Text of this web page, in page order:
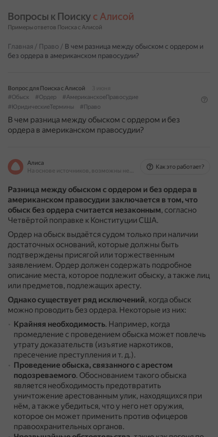
Вопросы к Поиску с Алисой
Примеры ответов Поиска с Алисой
Главная / Право / В чем разница между обыском с ордером и
без ордера в американском правосудии?
Вопрос для Поиска с Алисой
3 июня
#Обыск
#Ордер
#АмериканскоеПравосудие
#ЮридическиеТермины
#Право
В чем разница между обыском с ордером и без
ордера в американском правосудии?
Алиса
На основе источников, возможны неточности
Как это работает?
Разница между обыском с ордером и без ордера в
американском правосудии заключается в том, что
обыск без ордера считается незаконным, согласно
Четвёртой поправке к Конституции США.
Ордер на обыск выдаётся судом только при наличии
достаточных оснований, которые должны быть
подтверждены присягой или торжественным
заявлением. Ордер должен содержать подробное
описание места, которое подлежит обыску, а также лиц
или предметов, подлежащих аресту.
Однако существует ряд исключений, когда обыск
можно проводить без ордера. Некоторые из них:
Крайняя необходимость. Например, когда
промедление с проведением обыска может повлечь
утрату доказательств (изъятие наркотиков,
пресечение преступления и т. д.).
Проведение обыска, связанного с арестом
подозреваемого. Обоснованием такого обыска
является необходимость предотвратить
уничтожение арестованным улик, находящихся при
нём, а также убедиться, что у него нет оружия,
которое он может применить против офицеров
правоохранительных органов.